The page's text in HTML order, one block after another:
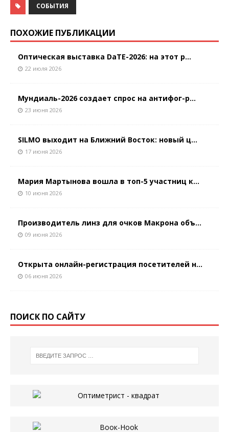
СОБЫТИЯ
ПОХОЖИЕ ПУБЛИКАЦИИ
Оптическая выставка DaTE-2026: на этот р...
22 июля 2026
Мундиаль-2026 создает спрос на антифог-р...
23 июня 2026
SILMO выходит на Ближний Восток: новый ц...
17 июня 2026
Мария Мартынова вошла в топ-5 участниц к...
10 июня 2026
Производитель линз для очков Макрона объ...
09 июня 2026
Открыта онлайн-регистрация посетителей н...
06 июня 2026
ПОИСК ПО САЙТУ